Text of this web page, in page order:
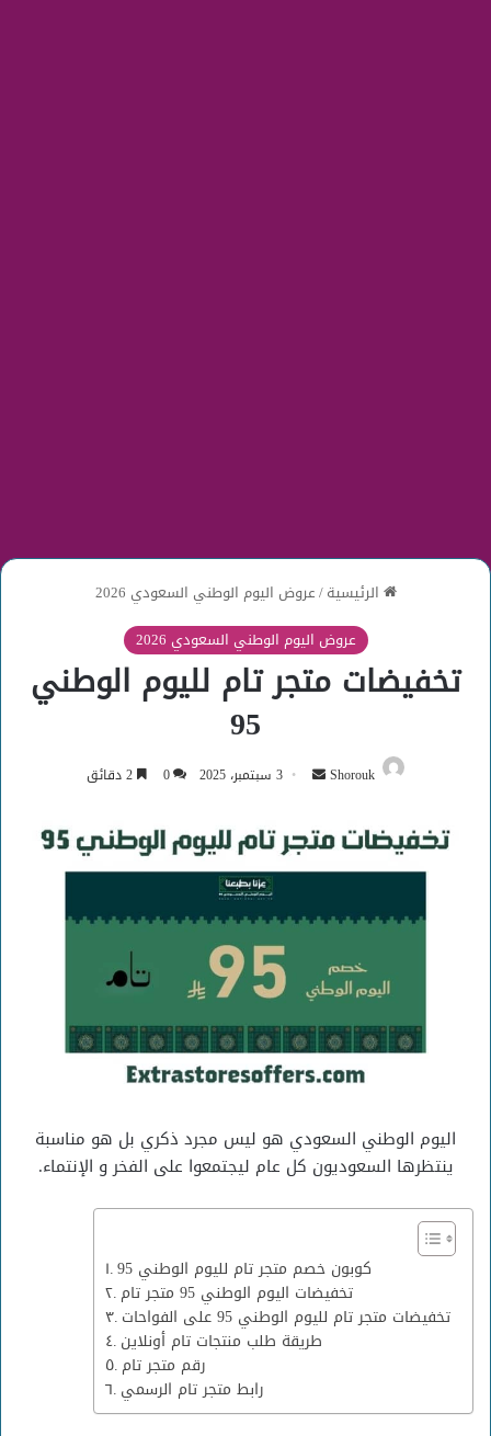
الرئيسية/عروض اليوم الوطني السعودي 2026
عروض اليوم الوطني السعودي 2026
تخفيضات متجر تام لليوم الوطني
95
Shorouk
أرسل
إلكترونيا
3 سبتمبر، 2025 0
اليوم الوطني السعودي هو ليس مجرد ذكري بل هو مناسبة
ينتظرها السعوديون كل عام ليجتمعوا على الفخر و الإنتماء.
كوبون خصم متجر تام لليوم الوطني 95
تخفيضات اليوم الوطني 95 متجر تام
تخفيضات متجر تام لليوم الوطني 95 على الفواحات
طريقة طلب منتجات تام أونلاين
رقم متجر تام
رابط متجر تام الرسمي